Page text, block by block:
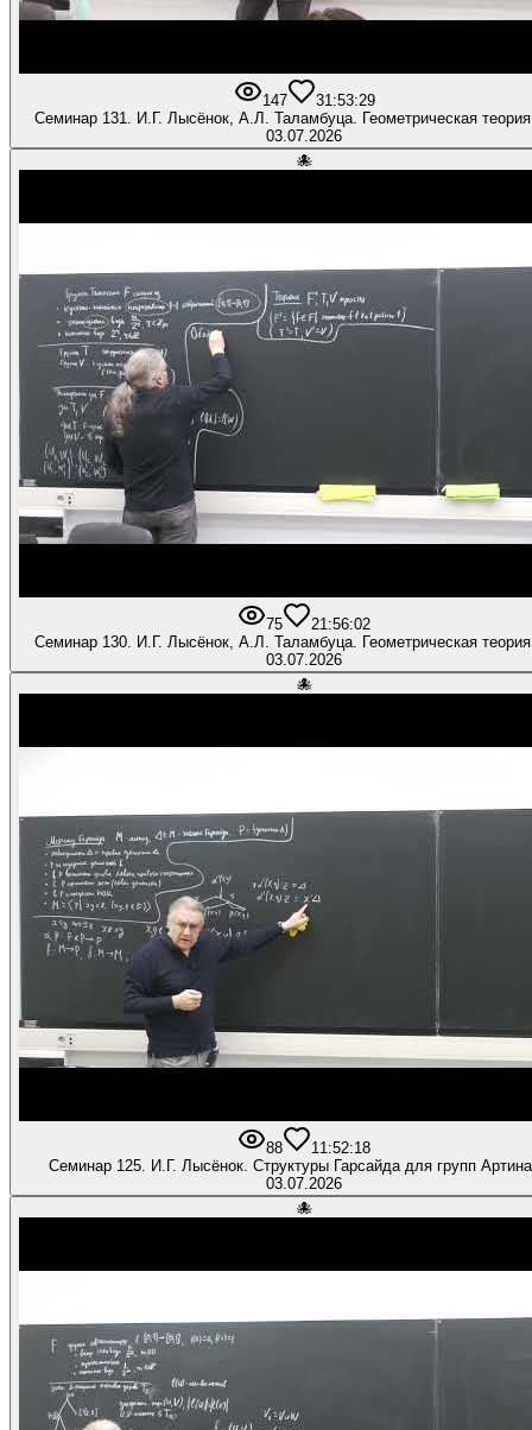
147 31:53:29
Семинар 131. И.Г. Лысёнок, А.Л. Таламбуца. Геометрическая теория
03.07.2026
🐙
75 21:56:02
Семинар 130. И.Г. Лысёнок, А.Л. Таламбуца. Геометрическая теория
03.07.2026
🐙
88 1 1:52:18
Семинар 125. И.Г. Лысёнок. Структуры Гарсайда для групп
03.07.2026
🐙